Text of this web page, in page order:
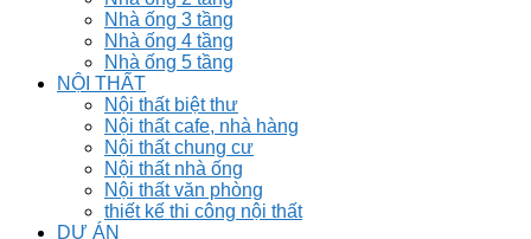
Nhà ống 3 tầng
Nhà ống 4 tầng
Nhà ống 5 tầng
NỘI THẤT
Nội thất biệt thư
Nội thất cafe, nhà hàng
Nội thất chung cư
Nội thất nhà ống
Nội thất văn phòng
thiết kế thi công nội thất
DỰ ÁN